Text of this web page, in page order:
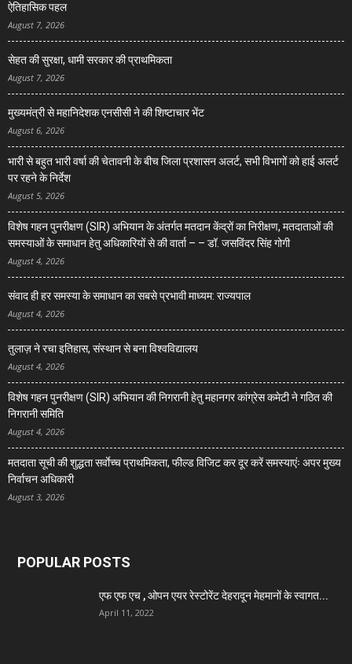
ऐतिहासिक पहल
August 7, 2026
सेहत की सुरक्षा, धामी सरकार की प्राथमिकता
August 7, 2026
मुख्यमंत्री से महानिदेशक एनसीसी ने की शिष्टाचार भेंट
August 6, 2026
भारी से बहुत भारी वर्षा की चेतावनी के बीच जिला प्रशासन अलर्ट, सभी विभागों को हाई अलर्ट
पर रहने के निर्देश
August 5, 2026
विशेष गहन पुनरीक्षण (SIR) अभियान के अंतर्गत मतदान केंद्रों का निरीक्षण, मतदाताओं की
समस्याओं के समाधान हेतु अधिकारियों से की वार्ता – – डॉ. जसविंदर सिंह गोगी
August 4, 2026
संवाद ही हर समस्या के समाधान का सबसे प्रभावी माध्यम: राज्यपाल
August 4, 2026
तुलाज़ ने रचा इतिहास, संस्थान से बना विश्वविद्यालय
August 4, 2026
विशेष गहन पुनरीक्षण (SIR) अभियान की निगरानी हेतु महानगर कांग्रेस कमेटी ने गठित की
निगरानी समिति
August 4, 2026
मतदाता सूची की शुद्धता सर्वाेच्च प्राथमिकता, फील्ड विजिट कर दूर करें समस्याएंः अपर मुख्य
निर्वाचन अधिकारी
August 3, 2026
POPULAR POSTS
एफ एफ एच , ओपन एयर रेस्टोरेंट देहरादून मेहमानों के स्वागत...
April 11, 2022